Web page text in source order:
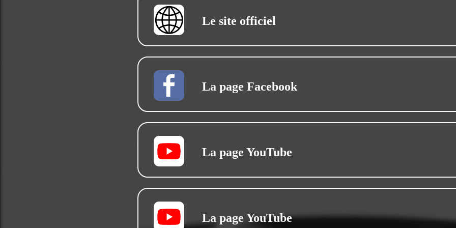
Le site officiel
La page Facebook
La page YouTube
La page YouTube